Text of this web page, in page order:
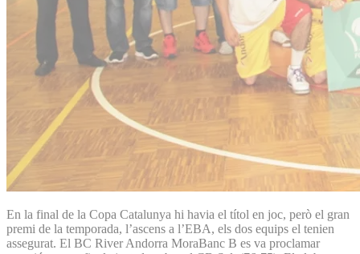
En la final de la Copa Catalunya hi havia el títol en joc, però el gran
premi de la temporada, l’ascens a l’EBA, els dos equips el tenien
assegurat. El BC River Andorra MoraBanc B es va proclamar